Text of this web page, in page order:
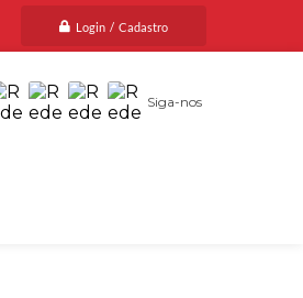
Login / Cadastro
Siga-nos